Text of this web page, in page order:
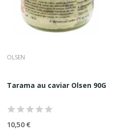
OLSEN
Tarama au caviar Olsen 90G
10,50 €